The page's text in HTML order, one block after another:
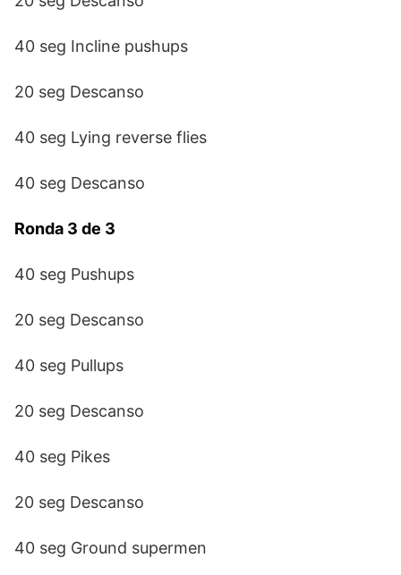
40 seg Incline pushups
20 seg Descanso
40 seg Lying reverse flies
40 seg Descanso
Ronda 3 de 3
40 seg Pushups
20 seg Descanso
40 seg Pullups
20 seg Descanso
40 seg Pikes
20 seg Descanso
40 seg Ground supermen